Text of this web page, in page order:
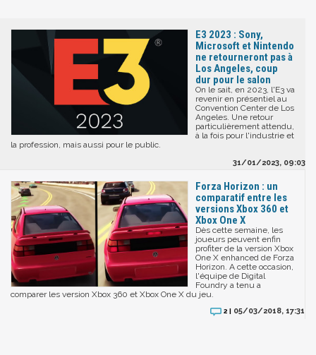
E3 2023 : Sony,
Microsoft et Nintendo
ne retourneront pas à
Los Angeles, coup
dur pour le salon
On le sait, en 2023, l'E3 va
revenir en présentiel au
Convention Center de Los
Angeles. Une retour
particulièrement attendu,
à la fois pour l'industrie et
la profession, mais aussi pour le public.
31/01/2023, 09:03
Forza Horizon : un
comparatif entre les
versions Xbox 360 et
Xbox One X
Dès cette semaine, les
joueurs peuvent enfin
profiter de la version Xbox
One X enhanced de Forza
Horizon. A cette occasion,
l'équipe de Digital
Foundry a tenu a
comparer les version Xbox 360 et Xbox One X du jeu.
2 | 05/03/2018, 17:31